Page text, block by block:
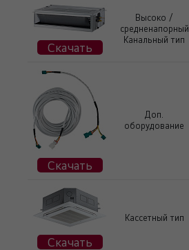
Скачать
Высоко /
средненапорный
Канальный тип
Скачать
Доп.
оборудование
Скачать
Кассетный тип